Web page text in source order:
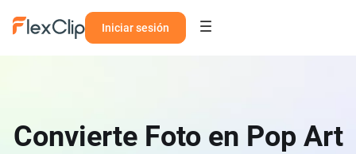
Iniciar sesión
Convierte Foto en Pop Art